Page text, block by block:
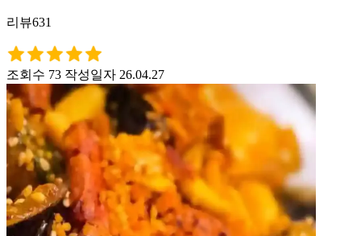
리뷰631
조회수 73 작성일자 26.04.27